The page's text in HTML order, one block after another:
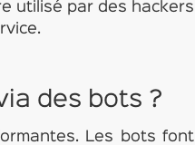
utilisé par des hackers
des bots ?
Les bots font